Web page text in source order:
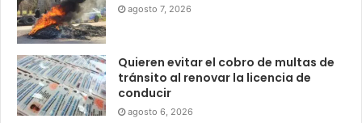
agosto 7, 2026
Quieren evitar el cobro de multas de
tránsito al renovar la licencia de
conducir
agosto 6, 2026